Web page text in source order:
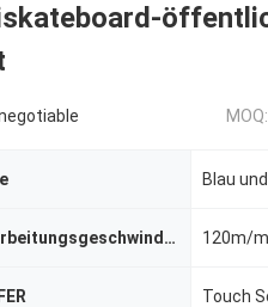
MOQ:
Blau
Verarbeitungsgeschwindigkeit 120m/
Touch